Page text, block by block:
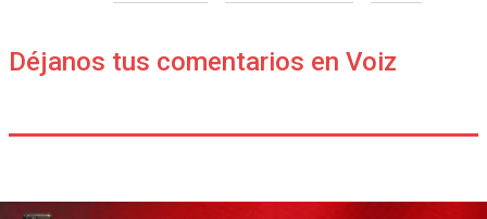
Déjanos tus comentarios en Voiz